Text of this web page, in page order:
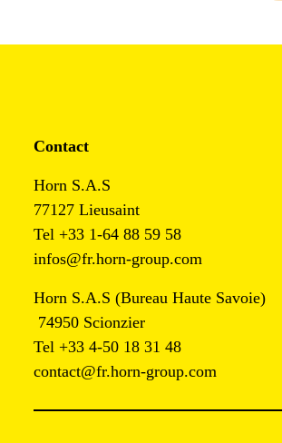
Contact
Horn S.A.S
77127 Lieusaint
Tel +33 1-64 88 59 58
infos@fr.horn-group.com
Horn S.A.S (Bureau Haute Savoie)
74950 Scionzier
Tel +33 4-50 18 31 48
contact@fr.horn-group.com